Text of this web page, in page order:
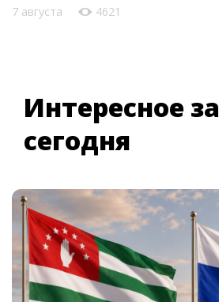
7 августа 4621
Интересное за
сегодня